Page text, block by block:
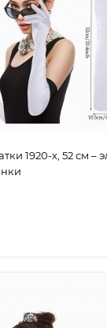
1920-х, 52 см –